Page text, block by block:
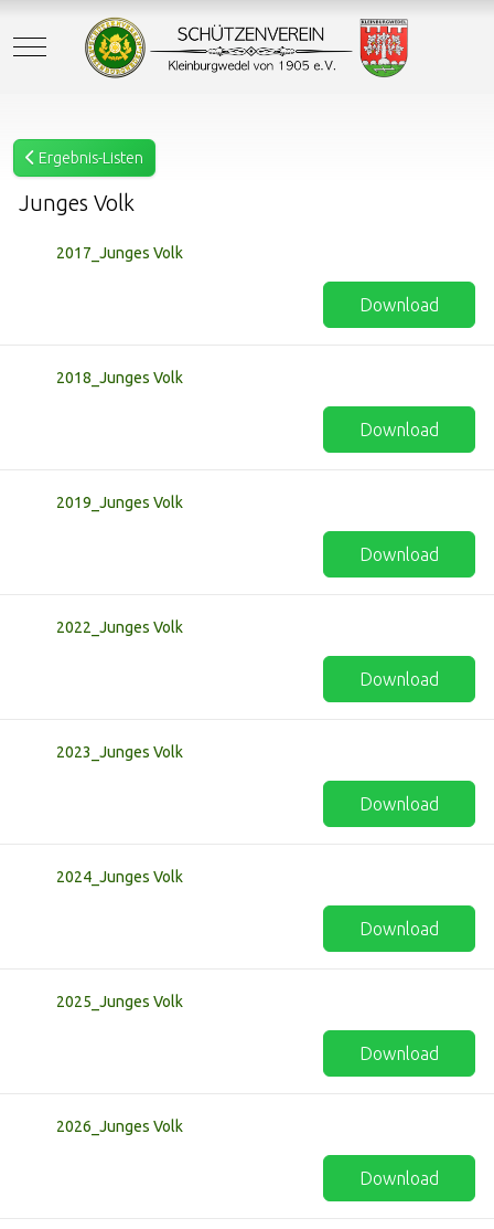
Mobile Menu Toggle
Ergebnis-Listen
Junges Volk
2017_Junges Volk
Download
2018_Junges Volk
Download
2019_Junges Volk
Download
2022_Junges Volk
Download
2023_Junges Volk
Download
2024_Junges Volk
Download
2025_Junges Volk
Download
2026_Junges Volk
Download